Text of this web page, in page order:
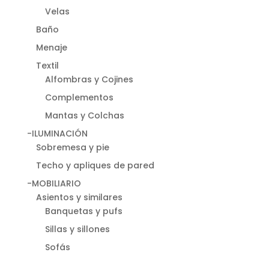
Velas
Baño
Menaje
Textil
Alfombras y Cojines
Complementos
Mantas y Colchas
-ILUMINACIÓN
Sobremesa y pie
Techo y apliques de pared
-MOBILIARIO
Asientos y similares
Banquetas y pufs
Sillas y sillones
Sofás